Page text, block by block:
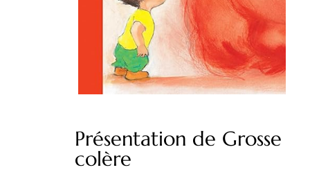
Présentation de Grosse
colère